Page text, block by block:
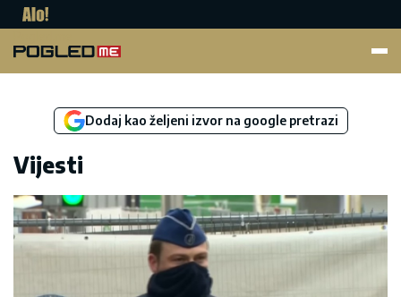
Dodaj kao željeni izvor na google pretrazi
Vijesti